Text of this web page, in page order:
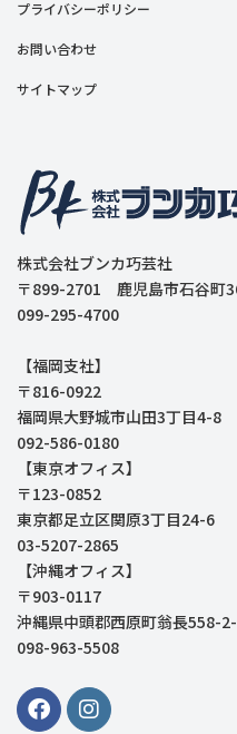
プライバシーポリシー
お問い合わせ
サイトマップ
株式会社ブンカ巧芸社
〒899-2701 鹿児島市石谷町
099-295-4700
【福岡支社】
〒816-0922
福岡県大野城市山田3丁目4-8
092-586-0180
【東京オフィス】
〒123-0852
東京都足立区関原3丁目24-6
03-5207-2865
【沖縄オフィス】
〒903-0117
沖縄県中頭郡西原町翁長558-
098-963-5508